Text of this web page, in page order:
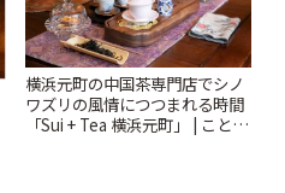
横浜元町の中国茶専門店でシノ
ワズリの風情につつまれる時間
「Sui + Tea 横浜元町」 | ことり